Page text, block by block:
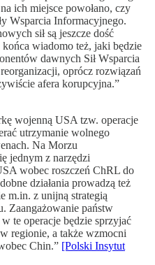
ich miejsce powołano, czy
Wsparcia Informacyjnego.
sił są jeszcze dość
wiadomo też, jaki będzie
dawnych Sił Wsparcia
oprócz rozwiązań
afera korupcyjna.”
wojenną USA tzw. operacje
utrzymanie wolnego
Na Morzu
jednym z narzędzi
wobec roszczeń ChRL do
działania prowadzą też
m.in. z unijną strategią
Zaangażowanie państw
te operacje będzie sprzyjać
regionie, a także wzmocni
Chin.” [Polski Insytut